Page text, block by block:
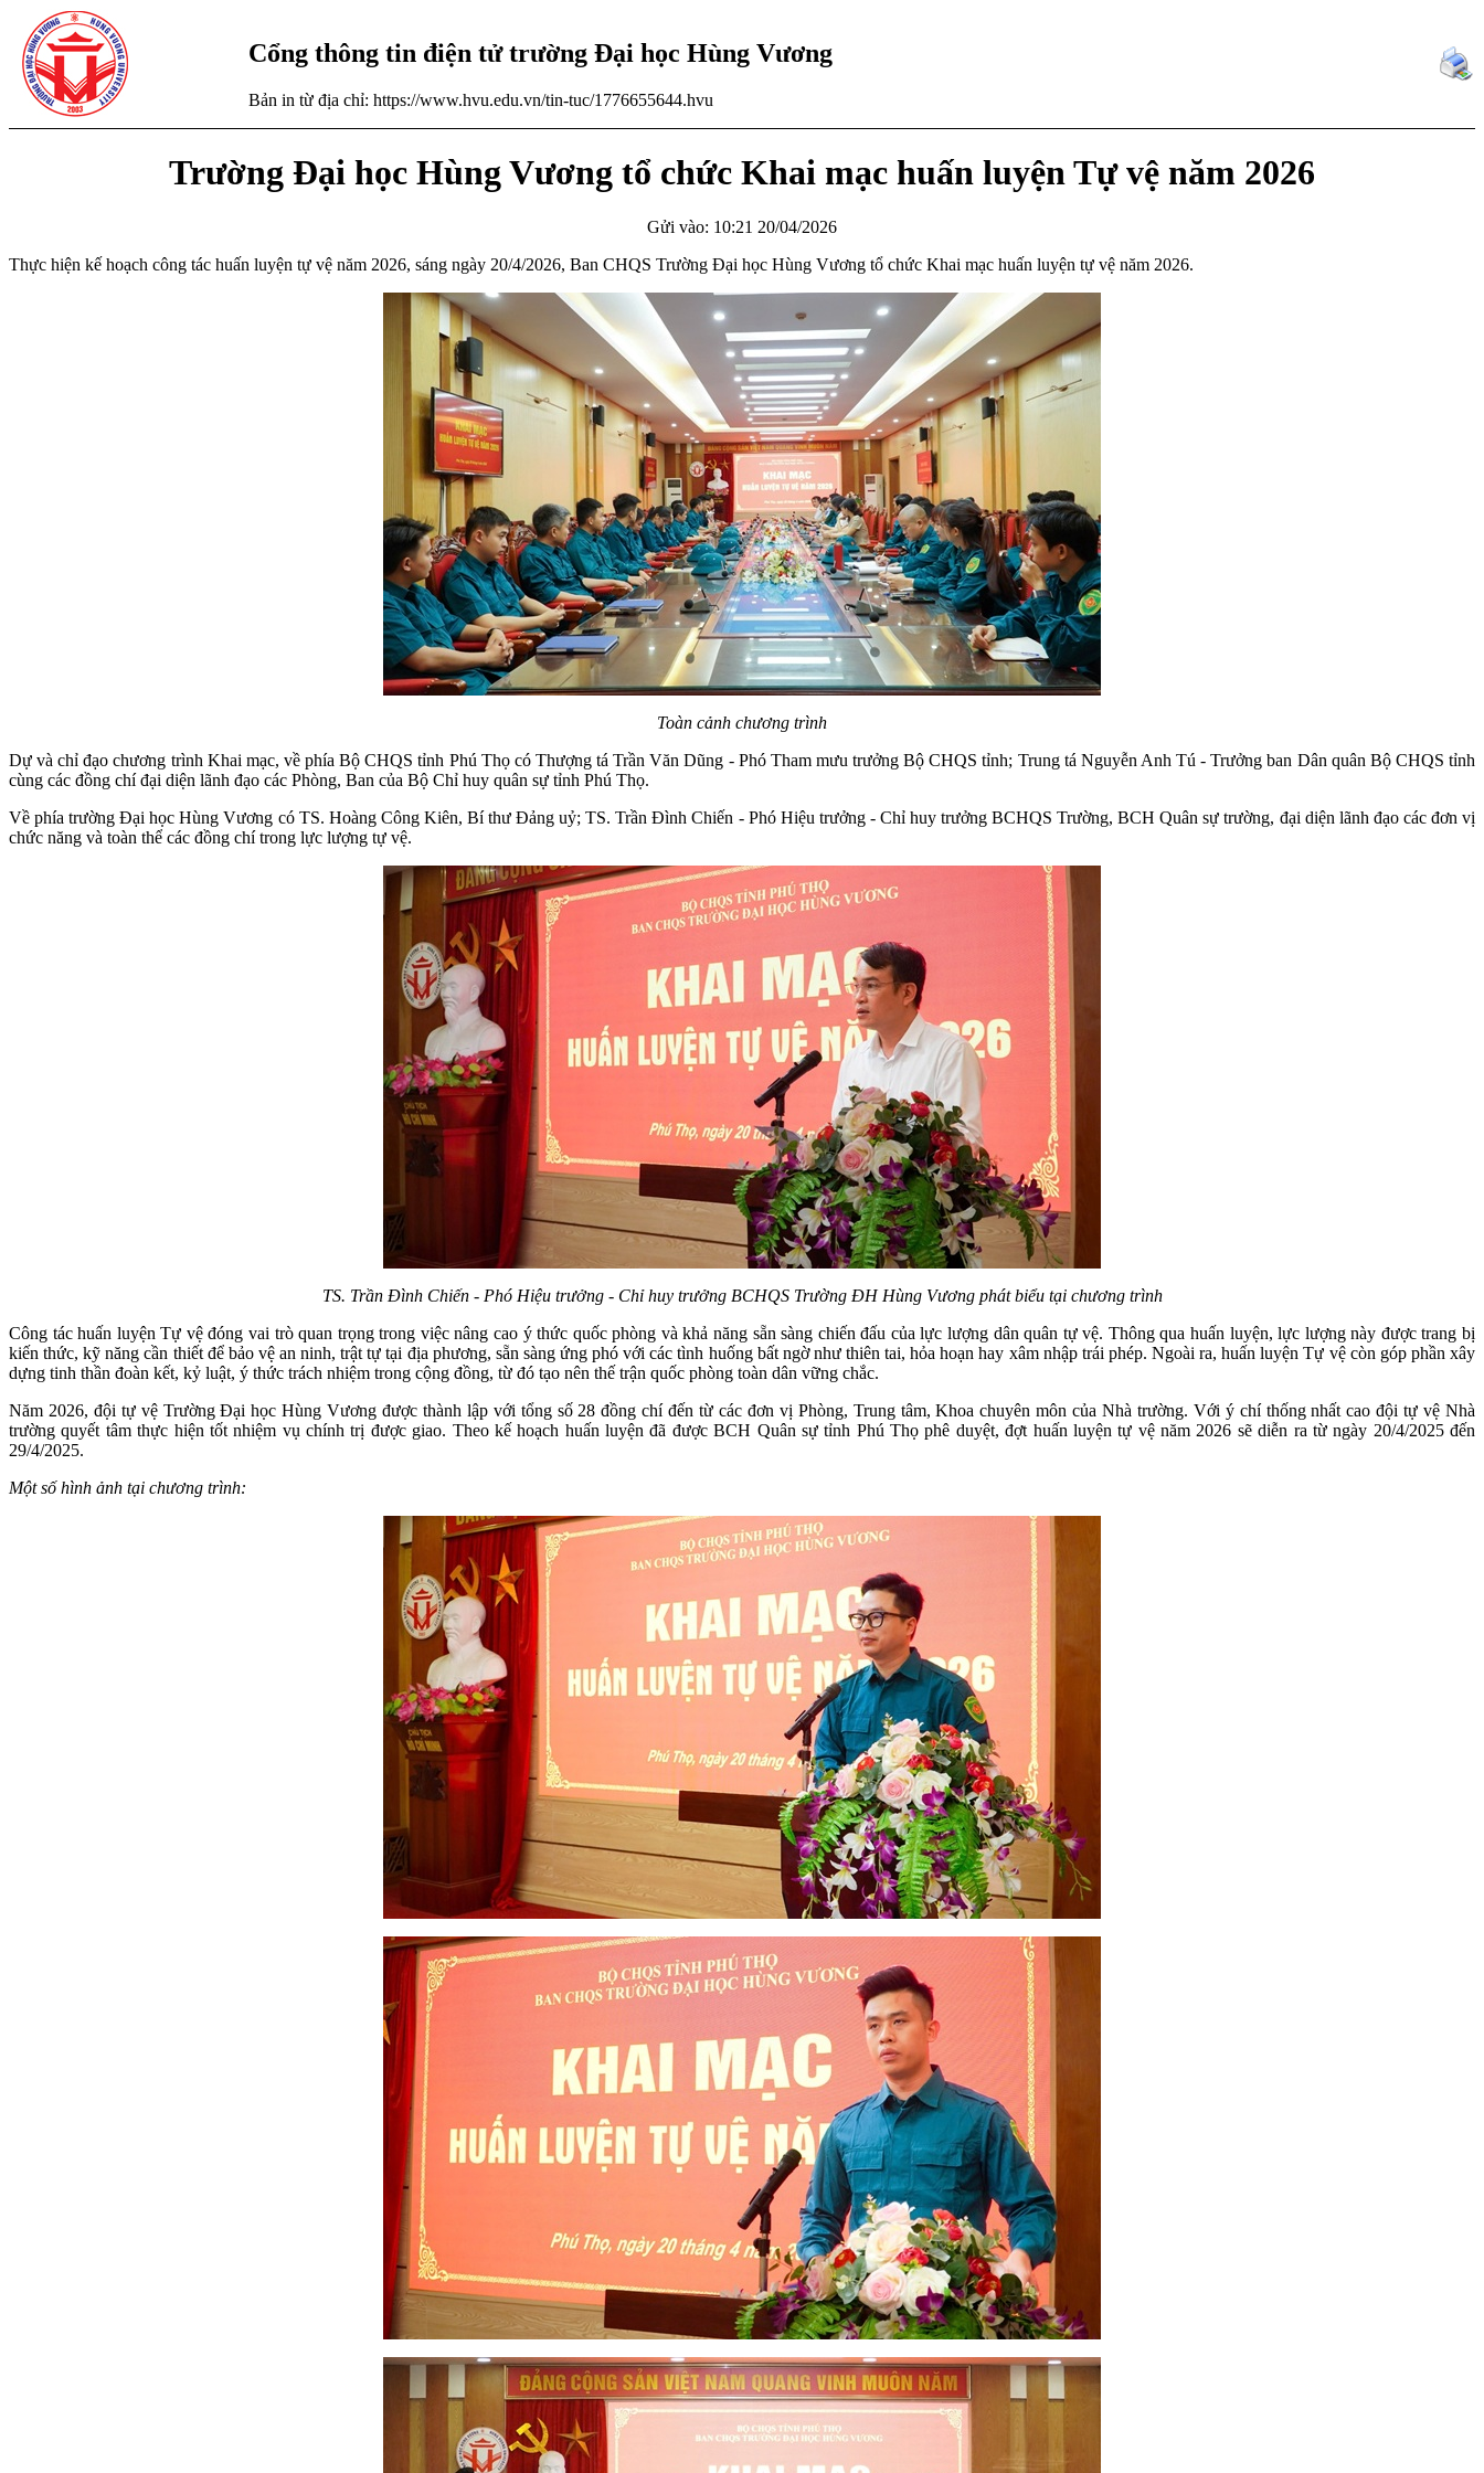
Cổng thông tin điện tử trường Đại học Hùng Vương
Bản in từ địa chỉ: https://www.hvu.edu.vn/tin-tuc/1776655644.hvu
Trường Đại học Hùng Vương tổ chức Khai mạc huấn luyện Tự vệ năm 2026
Gửi vào: 10:21 20/04/2026
Thực hiện kế hoạch công tác huấn luyện tự vệ năm 2026, sáng ngày 20/4/2026, Ban CHQS Trường Đại học Hùng Vương tổ chức Khai mạc huấn luyện tự vệ năm 2026.
Toàn cảnh chương trình
Dự và chỉ đạo chương trình Khai mạc, về phía Bộ CHQS tỉnh Phú Thọ có Thượng tá Trần Văn Dũng - Phó Tham mưu trưởng Bộ CHQS tỉnh; Trung tá Nguyễn Anh Tú - Trưởng ban Dân quân Bộ CHQS tỉnh
cùng các đồng chí đại diện lãnh đạo các Phòng, Ban của Bộ Chỉ huy quân sự tỉnh Phú Thọ.
Về phía trường Đại học Hùng Vương có TS. Hoàng Công Kiên, Bí thư Đảng uỷ; TS. Trần Đình Chiến - Phó Hiệu trưởng - Chỉ huy trưởng BCHQS Trường, BCH Quân sự trường, đại diện lãnh đạo các đơn vị
chức năng và toàn thể các đồng chí trong lực lượng tự vệ.
TS. Trần Đình Chiến - Phó Hiệu trưởng - Chỉ huy trưởng BCHQS Trường ĐH Hùng Vương phát biểu tại chương trình
Công tác huấn luyện Tự vệ đóng vai trò quan trọng trong việc nâng cao ý thức quốc phòng và khả năng sẵn sàng chiến đấu của lực lượng dân quân tự vệ. Thông qua huấn luyện, lực lượng này được trang bị
kiến thức, kỹ năng cần thiết để bảo vệ an ninh, trật tự tại địa phương, sẵn sàng ứng phó với các tình huống bất ngờ như thiên tai, hỏa hoạn hay xâm nhập trái phép. Ngoài ra, huấn luyện Tự vệ còn góp phần xây
dựng tinh thần đoàn kết, kỷ luật, ý thức trách nhiệm trong cộng đồng, từ đó tạo nên thế trận quốc phòng toàn dân vững chắc.
Năm 2026, đội tự vệ Trường Đại học Hùng Vương được thành lập với tổng số 28 đồng chí đến từ các đơn vị Phòng, Trung tâm, Khoa chuyên môn của Nhà trường. Với ý chí thống nhất cao đội tự vệ Nhà
trường quyết tâm thực hiện tốt nhiệm vụ chính trị được giao. Theo kế hoạch huấn luyện đã được BCH Quân sự tỉnh Phú Thọ phê duyệt, đợt huấn luyện tự vệ năm 2026 sẽ diễn ra từ ngày 20/4/2025 đến
29/4/2025.
Một số hình ảnh tại chương trình: